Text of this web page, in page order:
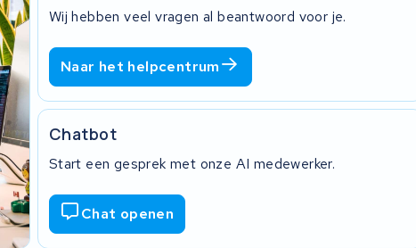
Wij hebben veel vragen al beantwoord voor je.
Naar het helpcentrum
Chatbot
Start een gesprek met onze AI medewerker.
Chat openen